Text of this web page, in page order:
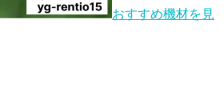
おすすめ機材を見